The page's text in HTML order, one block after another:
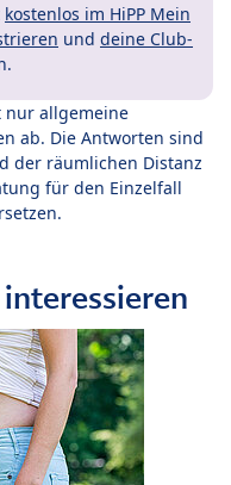
kostenlos im HiPP Mein
und deine Club-
nur allgemeine
ab. Die Antworten sind
der räumlichen Distanz
für den Einzelfall